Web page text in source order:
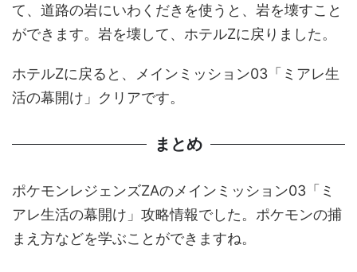
て、道路の岩にいわくだきを使うと、岩を壊すこと
ができます。岩を壊して、ホテルZに戻りました。
ホテルZに戻ると、メインミッション03「ミアレ生
活の幕開け」クリアです。
まとめ
ポケモンレジェンズZAのメインミッション03「ミ
アレ生活の幕開け」攻略情報でした。ポケモンの捕
まえ方などを学ぶことができますね。